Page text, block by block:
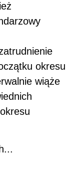
okresu
wiąże